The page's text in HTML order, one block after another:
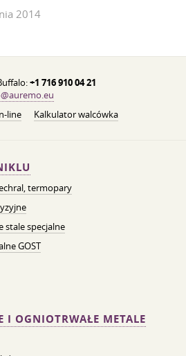
2014
+1 716 910 04 21
line
Kalkulator walcówka
termopary
stale specjalne
GOST
I OGNIOTRWAŁE METALE